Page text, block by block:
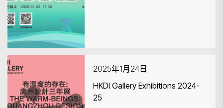
2025年1月24日
HKDI Gallery Exhibitions 2024-
25